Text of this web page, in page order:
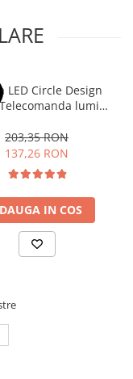
LED Circle Design
lumina
reglabila 72W
203,35 RON
137,26 RON
IN COS